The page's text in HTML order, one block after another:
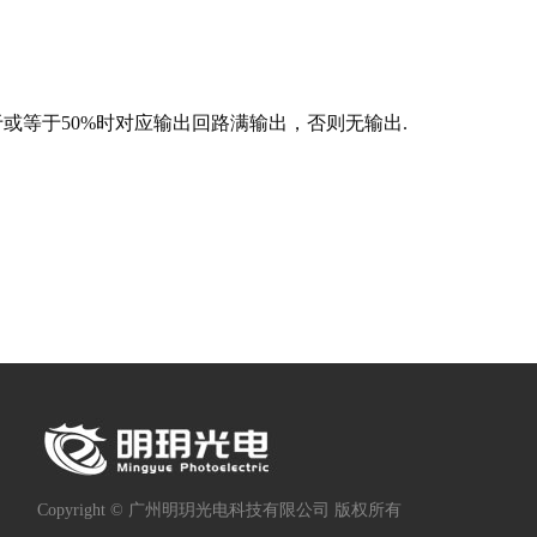
或等于50%时对应输出回路满输出，否则无输出.
Copyright © 广州明玥光电科技有限公司 版权所有